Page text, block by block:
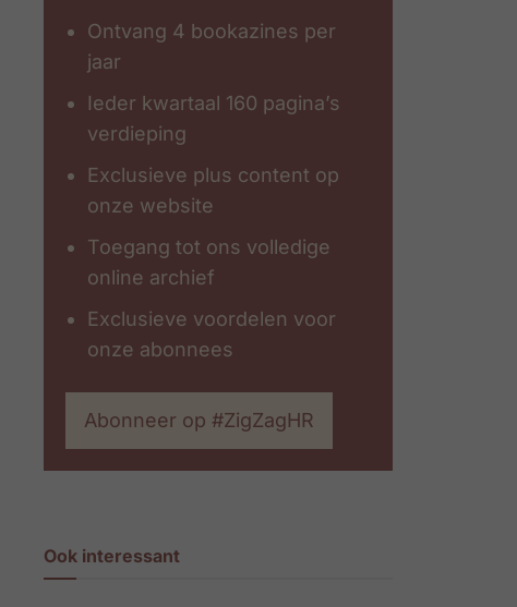
Ontvang 4 bookazines per
jaar
Ieder kwartaal 160 pagina’s
verdieping
Exclusieve plus content op
onze website
Toegang tot ons volledige
online archief
Exclusieve voordelen voor
onze abonnees
Abonneer op #ZigZagHR
Ook interessant